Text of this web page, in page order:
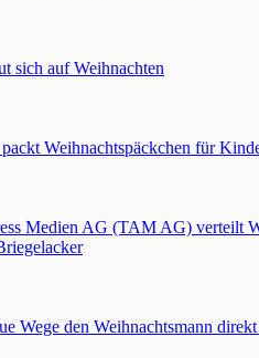
sich auf Weihnachten
Weihnachtspäckchen für
Medien AG (TAM AG) verteilt
Wege den Weihnachtsmann